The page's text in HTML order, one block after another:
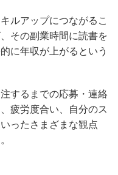
ルアップにつながるこ
その副業時間に読書を
に年収が上がるという
するまでの応募・連絡
疲労度合い、自分のス
ったさまざまな観点